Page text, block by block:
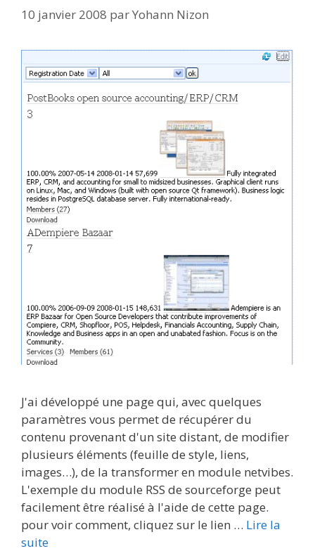
10 janvier 2008 parYohann Nizon
J'ai développé une page qui, avec quelques
paramètres vous permet de récupérer du
contenu provenant d'un site distant, de modifier
plusieurs éléments (feuille de style, liens,
images…), de la transformer en module netvibes.
L'exemple du module RSS de sourceforge peut
facilement être réalisé à l'aide de cette page.
pour voir comment, cliquez sur le lien … Lire la
suite